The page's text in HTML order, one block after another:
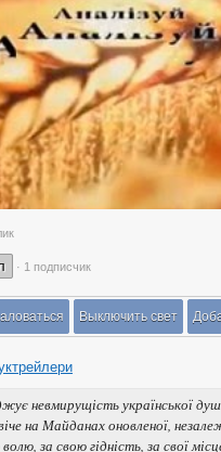
· 1 подписчик
Выключить свет
невмирущість української
на Майданах оновленої,
за свою гідність, за свої